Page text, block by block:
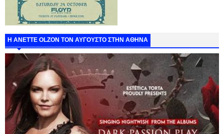
Η ANETTE OLZON ΤΟΝ ΑΥΓΟΥΣΤΟ ΣΤΗΝ ΑΘΗΝΑ